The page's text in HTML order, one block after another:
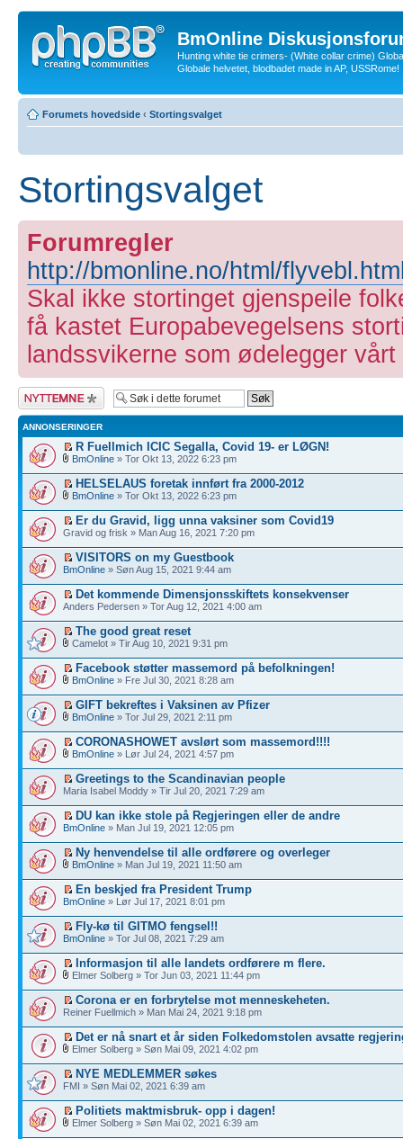
BmOnline
Hunting white tie crimers- (White collar crime)
Globale helvetet, blodbadet made in AP, USSRome!
Forumets hovedside ‹ Stortingsvalget
Stortingsvalget
Forumregler
http://bmonline.no/html/
Skal ikke stortinget gjenspeile
få kastet Europabevegelsens
landssvikerne som ødelegger vårt
Legg inn et nytt
emne
ANNONSERINGER
R Fuellmich ICIC Segalla, Covid 19- er LØGN!
BmOnline » Tor Okt 13, 2022 6:23 pm
HELSELAUS foretak innført fra 2000-2012
BmOnline » Tor Okt 13, 2022 6:23 pm
Er du Gravid, ligg unna vaksiner som Covid19
Gravid og frisk » Man Aug 16, 2021 7:20 pm
VISITORS on my Guestbook
BmOnline » Søn Aug 15, 2021 9:44 am
Det kommende Dimensjonsskiftets konsekvenser
Anders Pedersen » Tor Aug 12, 2021 4:00 am
The good great reset
Camelot » Tir Aug 10, 2021 9:31 pm
Facebook støtter massemord på befolkningen!
BmOnline » Fre Jul 30, 2021 8:28 am
GIFT bekreftes i Vaksinen av Pfizer
BmOnline » Tor Jul 29, 2021 2:11 pm
CORONASHOWET avslørt som massemord!!!!
BmOnline » Lør Jul 24, 2021 4:57 pm
Greetings to the Scandinavian people
Maria Isabel Moddy » Tir Jul 20, 2021 7:29 am
DU kan ikke stole på Regjeringen eller de andre
BmOnline » Man Jul 19, 2021 12:05 pm
Ny henvendelse til alle ordførere og overleger
BmOnline » Man Jul 19, 2021 11:50 am
En beskjed fra President Trump
BmOnline » Lør Jul 17, 2021 8:01 pm
Fly-kø til GITMO fengsel!!
BmOnline » Tor Jul 08, 2021 7:29 am
Informasjon til alle landets ordførere m flere.
Elmer Solberg » Tor Jun 03, 2021 11:44 pm
Corona er en forbrytelse mot menneskeheten.
Reiner Fuellmich » Man Mai 24, 2021 9:18 pm
Det er nå snart et år siden Folkedomstolen avsatte
Elmer Solberg » Søn Mai 09, 2021 4:02 pm
NYE MEDLEMMER søkes
FMI » Søn Mai 02, 2021 6:39 am
Politiets maktmisbruk- opp i dagen!
Elmer Solberg » Søn Mai 02, 2021 6:39 am